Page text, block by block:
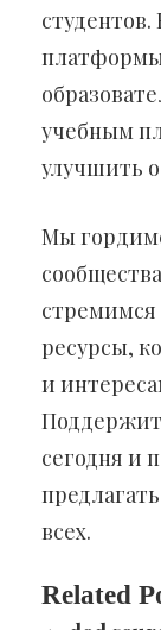
платформы
учебным
улучшить
Мы
ресурсы,
и
сегодня и
всех.
Related